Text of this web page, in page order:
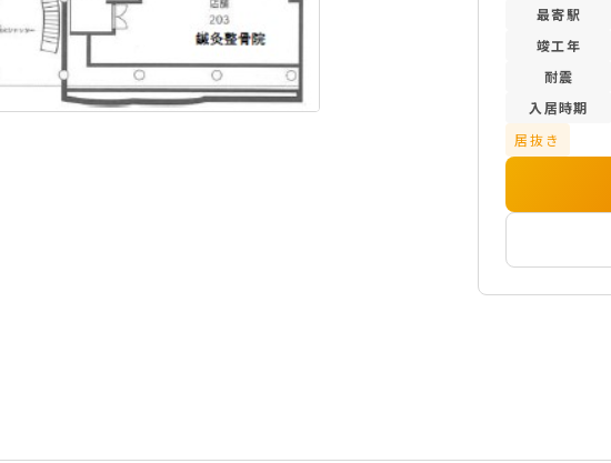
最寄駅
竣工年
耐震
入居時期
居抜き